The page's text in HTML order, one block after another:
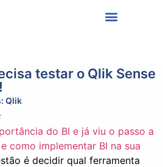
testar o Qlik Sense
Qlik
do BI e já viu o passo a
como implementar BI na sua
é decidir qual ferramenta